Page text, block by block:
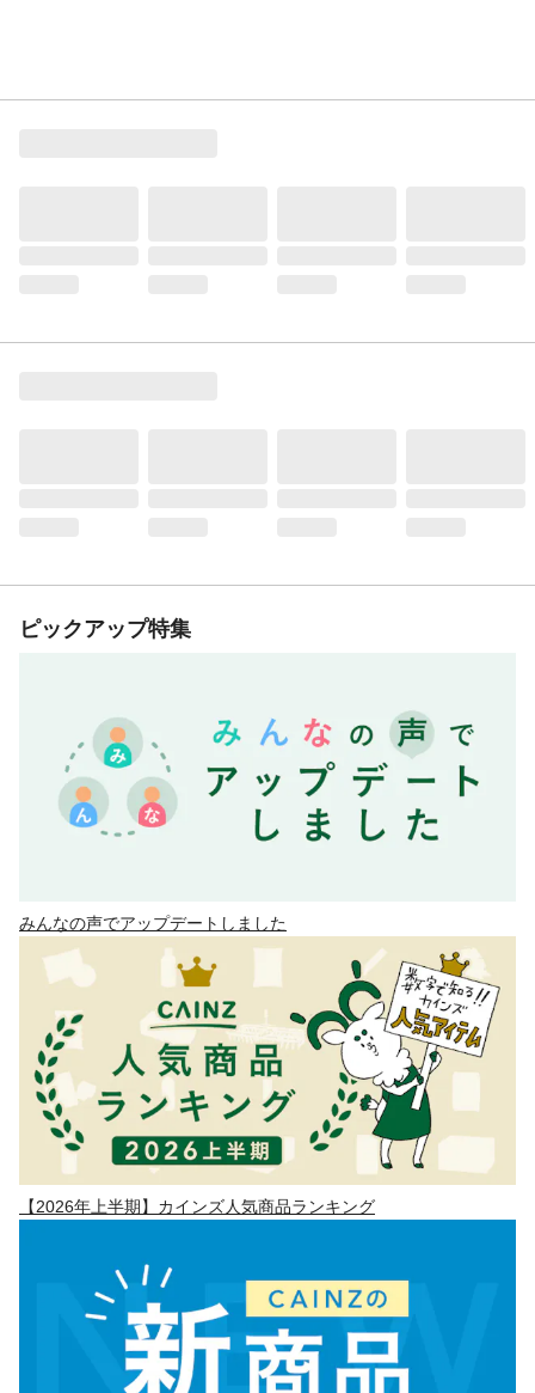
ピックアップ特集
みんなの声でアップデートしました
【2026年上半期】カインズ人気商品ランキング